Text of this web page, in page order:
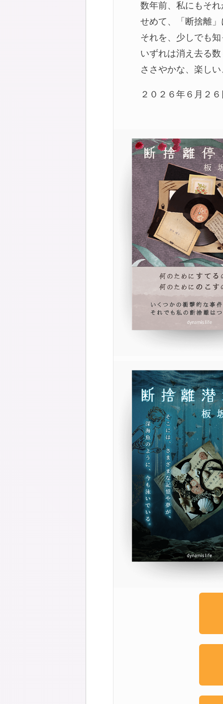
数年前、私にもそ
せめて、「断捨離
それを、少しでも
いずれは消え去る
ささやかな、楽し
２０２６年６月２６